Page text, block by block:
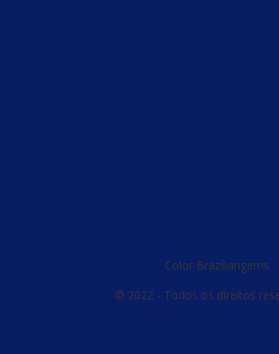
Color Braziliangems
© 2022 - Todos os direitos